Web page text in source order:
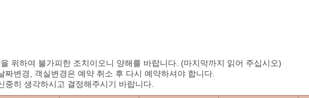
위하여 불가피한 조치이오니 양해를 바랍니다. (마지막까지 읽어 주십시오)
짜변경, 객실변경은 예약 취소 후 다시 예약하셔야 합니다.
중히 생각하시고 결정해주시기 바랍니다.